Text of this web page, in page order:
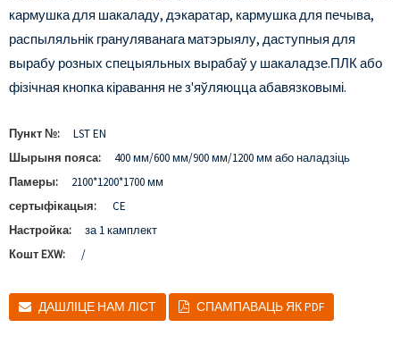
кармушка для шакаладу, дэкаратар, кармушка для печыва,
распыляльнік грануляванага матэрыялу, даступныя для
вырабу розных спецыяльных вырабаў у шакаладзе.ПЛК або
фізічная кнопка кіравання не з'яўляюцца абавязковымі.
Пункт №:
LST EN
Шырыня пояса:
400 мм/600 мм/900 мм/1200 мм або наладзіць
Памеры:
2100*1200*1700 мм
сертыфікацыя:
CE
Настройка:
за 1 камплект
Кошт EXW:
/
ДАШЛІЦЕ НАМ ЛІСТ СПАМПАВАЦЬ ЯК PDF